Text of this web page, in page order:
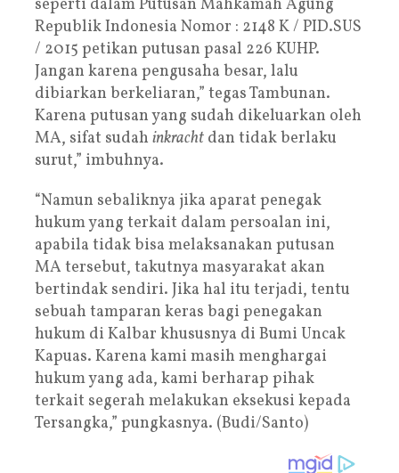
seperti dalam Putusan Mahkamah Agung
Republik Indonesia Nomor : 2148 K / PID.SUS
/ 2015 petikan putusan pasal 226 KUHP.
Jangan karena pengusaha besar, lalu
dibiarkan berkeliaran,” tegas Tambunan.
Karena putusan yang sudah dikeluarkan oleh
MA, sifat sudah inkracht dan tidak berlaku
surut,” imbuhnya.
“Namun sebaliknya jika aparat penegak
hukum yang terkait dalam persoalan ini,
apabila tidak bisa melaksanakan putusan
MA tersebut, takutnya masyarakat akan
bertindak sendiri. Jika hal itu terjadi, tentu
sebuah tamparan keras bagi penegakan
hukum di Kalbar khususnya di Bumi Uncak
Kapuas. Karena kami masih menghargai
hukum yang ada, kami berharap pihak
terkait segerah melakukan eksekusi kepada
Tersangka,” pungkasnya. (Budi/Santo)